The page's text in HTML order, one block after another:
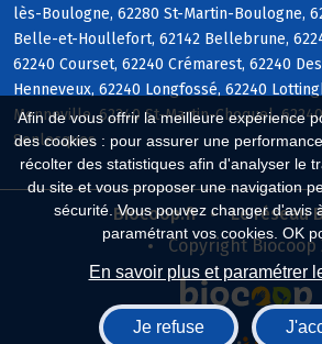
Afin de vous offrir la meilleure expérience
des cookies : pour assurer une
récolter des statistiques afin d'analyser le
du site et vous proposer une navigation
sécurité. Vous pouvez changer d'avis
paramétrant vos cookies. OK
En savoir plus et paramétrer
Je refuse
lès-Boulogne, 62280 St-Martin-Boulogne,
Belle-et-Houllefort, 62142 Bellebrune,
62240 Courset, 62240 Crémarest, 62240
Henneveux, 62240 Longfossé, 62240
Menneville, 62240 St-Martin-Choquel,
Senlecques
Biocoop.fr
Le réseau
Copyright Biocoop